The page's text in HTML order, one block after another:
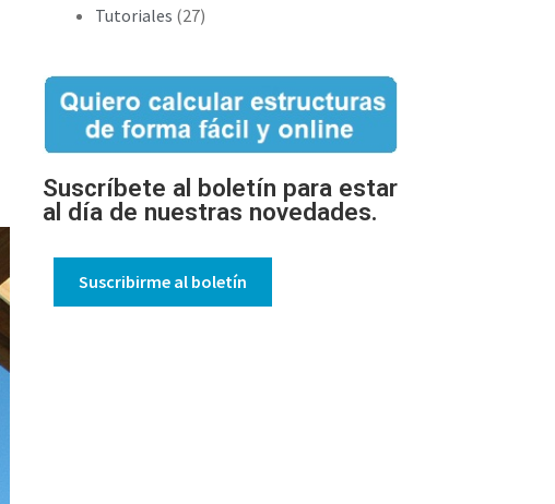
Tutoriales (27)
Suscríbete al boletín para estar
al día de nuestras novedades.
Suscribirme al boletín